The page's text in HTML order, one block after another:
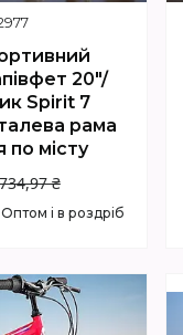
20"/
Spirit 7
рама
по місту
₴
Оптом і в роздріб